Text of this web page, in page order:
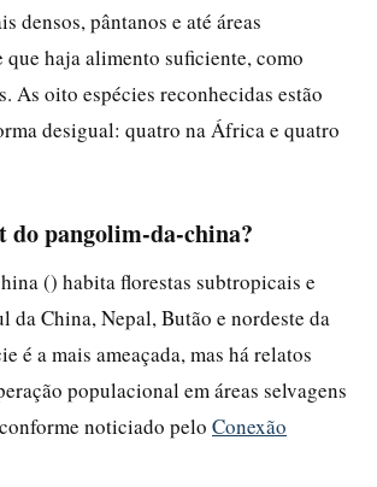
densos, pântanos e até áreas
que haja alimento suficiente, como
As oito espécies reconhecidas estão
desigual: quatro na África e quatro
do pangolim-da-china?
() habita florestas subtropicais e
da China, Nepal, Butão e nordeste da
é a mais ameaçada, mas há relatos
populacional em áreas selvagens
noticiado pelo Conexão